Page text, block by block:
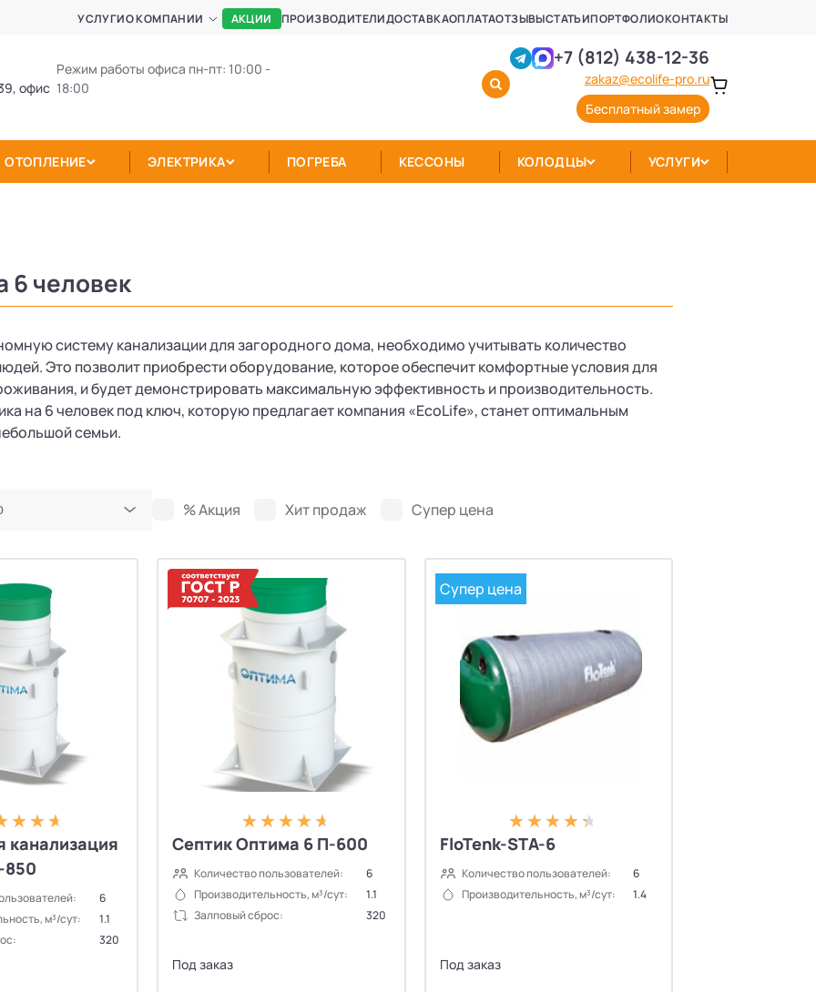
УСЛУГИО КОМПАНИИ АКЦИИ ПРОИЗВОДИТЕЛИДОСТАВКАОПЛАТАОТЗЫВЫСТАТЬИПОРТФОЛИОКОНТАКТЫ
офис
Режим работы офиса пн-пт: 10:00 -
18:00
+7 (812) 438-12-36
zakaz@ecolife-pro.ru
Бесплатный замер
ОТОПЛЕНИЕ ЭЛЕКТРИКА ПОГРЕБА КЕССОНЫ КОЛОДЦЫ УСЛУГИ
6 человек
систему канализации для загородного дома, необходимо учитывать количество
Это позволит приобрести оборудование, которое обеспечит комфортные условия для
и будет демонстрировать максимальную эффективность и производительность.
на 6 человек под ключ, которую предлагает компания «EcoLife», станет оптимальным
семьи.
% Акция Хит продаж Супер цена
канализация
850
6
м³/сут:
1.1
320
Септик Оптима 6 П-600
Количество пользователей:
6
Производительность, м³/сут:
1.1
Залповый сброс:
320
Под заказ
Супер цена
FloTenk-STA-6
Количество пользователей:
6
Производительность, м³/сут:
1.4
Под заказ